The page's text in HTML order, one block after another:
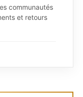
communautés
et retours